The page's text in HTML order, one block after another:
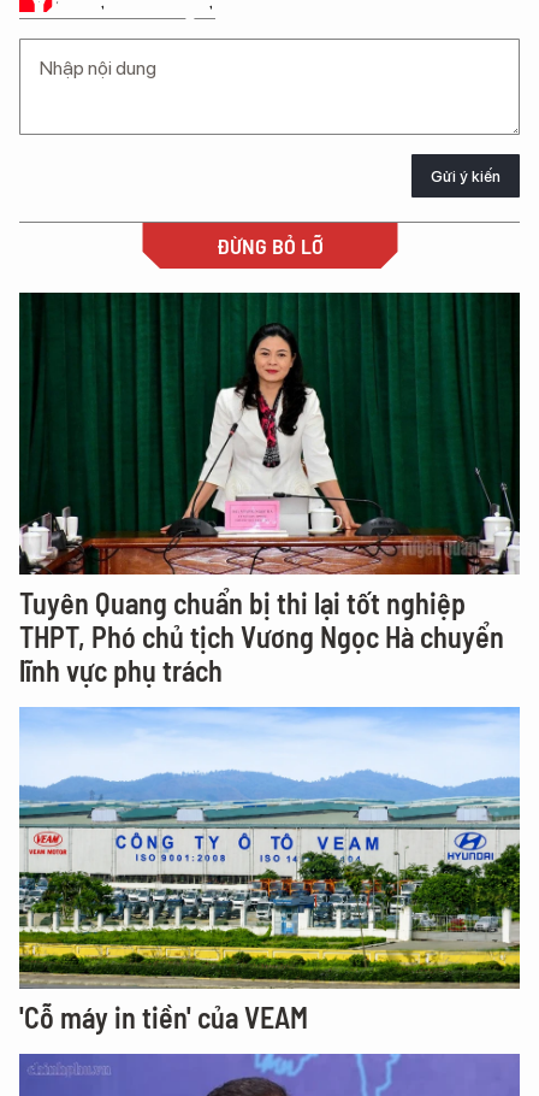
Gửi ý kiến
ĐỪNG BỎ LỠ
Tuyên Quang chuẩn bị thi lại tốt nghiệp
THPT, Phó chủ tịch Vương Ngọc Hà chuyển
lĩnh vực phụ trách
'Cỗ máy in tiền' của VEAM